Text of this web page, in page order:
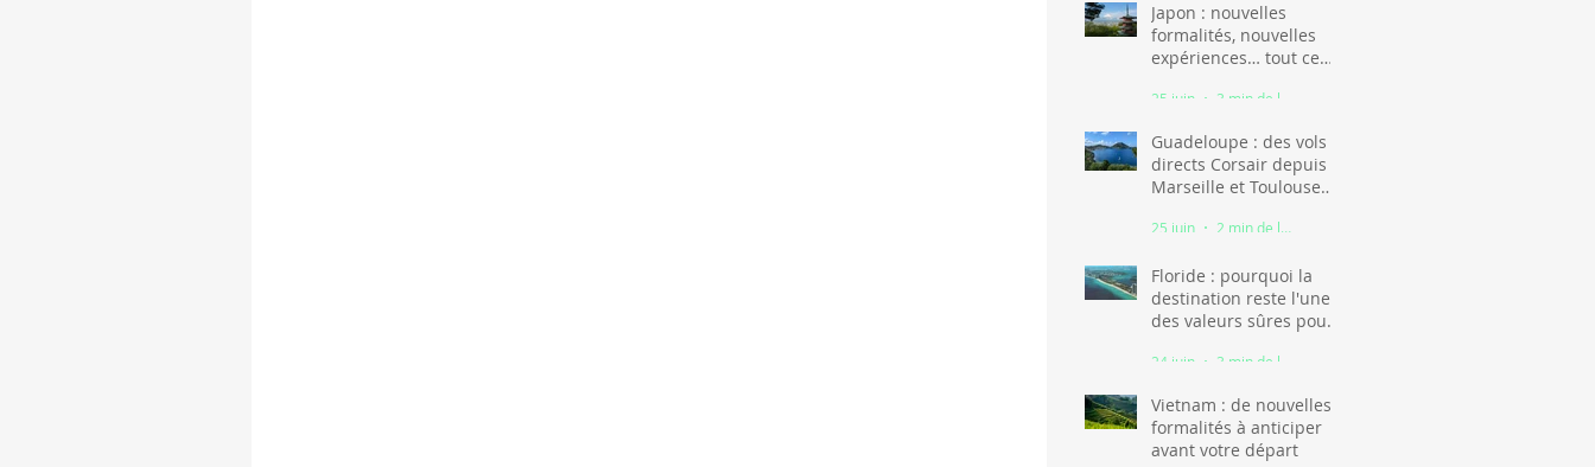
Japon : nouvelles
formalités, nouvelles
expériences… tout ce
25 juin
Guadeloupe : des vols
directs Corsair depuis
Marseille et Toulouse
25 juin 2 min de lecture
Floride : pourquoi la
destination reste l'une
des valeurs sûres pour
24 juin
Vietnam : de nouvelles
formalités à anticiper
avant votre départ